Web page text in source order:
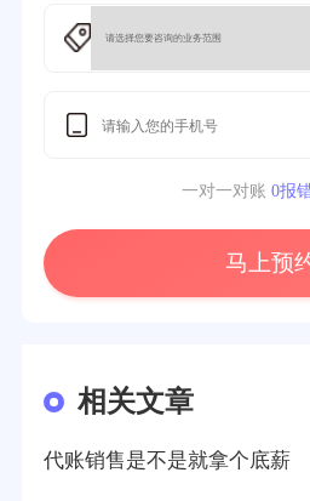
一对一对账 0报
马上预
相关文章
代账销售是不是就拿个底薪